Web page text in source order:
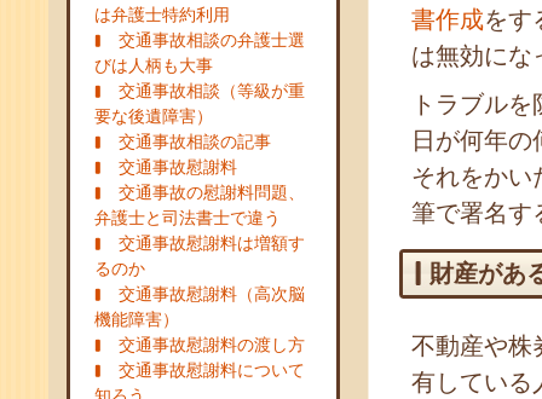
は弁護士特約利用
交通事故相談の弁護士選
びは人柄も大事
交通事故相談（等級が重
要な後遺障害）
交通事故相談の記事
交通事故慰謝料
交通事故の慰謝料問題、
弁護士と司法書士で違う
交通事故慰謝料は増額す
るのか
交通事故慰謝料（高次脳
機能障害）
交通事故慰謝料の渡し方
交通事故慰謝料について
書作成をす
は無効にな
トラブル
日が何年
それをかい
筆で署名す
財産があ
不動産や株
有している